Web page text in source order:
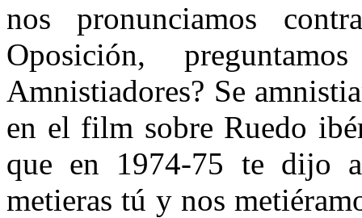
nos pronunciamos
Oposición,
Amnistiadores? Se
en el film sobre Ruedo
que en 1974-75 te dijo
metieras tú y nos